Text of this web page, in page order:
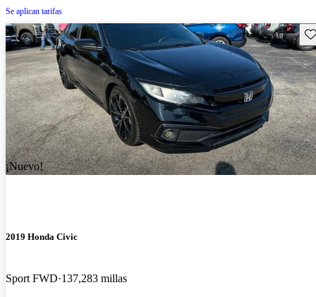
Se aplican tarifas
¡Nuevo!
2019 Honda Civic
Sport FWD 137,283 millas